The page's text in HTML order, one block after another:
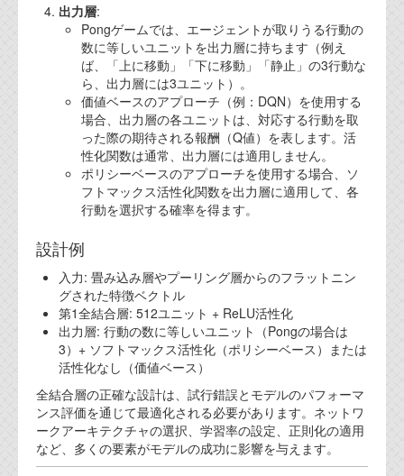
お問い合わせ
FAQ
お問い合わせフォーム
出力層:
Pongゲームでは、エージェントが取りうる行動の
数に等しいユニットを出力層に持ちます（例え
ば、「上に移動」「下に移動」「静止」の3行動な
ら、出力層には3ユニット）。
価値ベースのアプローチ（例：DQN）を使用する
場合、出力層の各ユニットは、対応する行動を取
った際の期待される報酬（Q値）を表します。活
性化関数は通常、出力層には適用しません。
ポリシーベースのアプローチを使用する場合、ソ
フトマックス活性化関数を出力層に適用して、各
行動を選択する確率を得ます。
設計例
入力: 畳み込み層やプーリング層からのフラットニン
グされた特徴ベクトル
第1全結合層: 512ユニット + ReLU活性化
出力層: 行動の数に等しいユニット（Pongの場合は
3）+ ソフトマックス活性化（ポリシーベース）または
活性化なし（価値ベース）
全結合層の正確な設計は、試行錯誤とモデルのパフォーマ
ンス評価を通じて最適化される必要があります。ネットワ
ークアーキテクチャの選択、学習率の設定、正則化の適用
など、多くの要素がモデルの成功に影響を与えます。